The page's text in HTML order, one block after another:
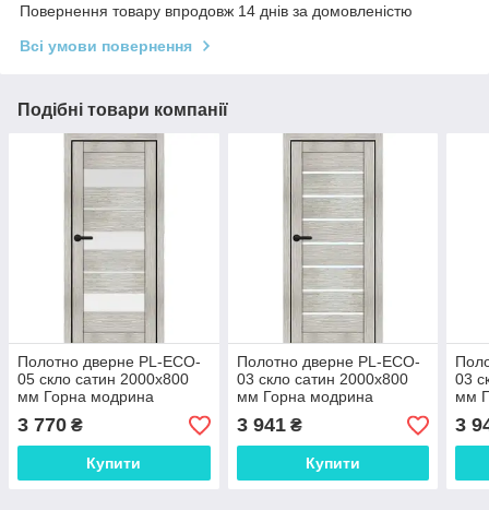
Повернення товару впродовж 14 днів за домовленістю
Всі умови повернення
Подібні товари компанії
Полотно дверне PL-ECO-
05 скло сатин 2000х800
мм Горна модрина
3 770 ₴
Купити
Полотно дверне PL-ECO-
03 скло сатин 2000х800
мм Горна модрина
3 941₴
Купити
03
мм
3